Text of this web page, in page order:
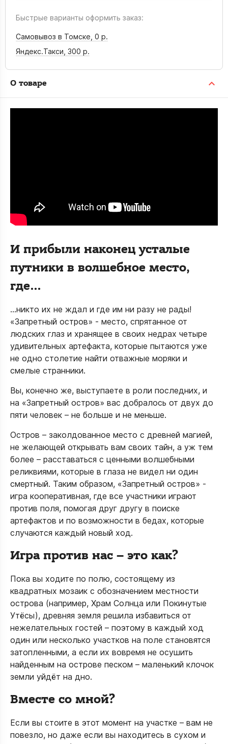
Быстрые варианты оформить заказ:
Самовывоз в Томске, 0 р.
Яндекс.Такси, 300 р.
О товаре
И прибыли наконец усталые
путники в волшебное место,
где…
…никто их не ждал и где им ни разу не рады!
«Запретный остров» - место, спрятанное от
людских глаз и хранящее в своих недрах четыре
удивительных артефакта, которые пытаются уже
не одно столетие найти отважные моряки и
смелые странники.
Вы, конечно же, выступаете в роли последних, и
на «Запретный остров» вас добралось от двух до
пяти человек – не больше и не меньше.
Остров – заколдованное место с древней магией,
не желающей открывать вам своих тайн, а уж тем
более – расставаться с ценными волшебными
реликвиями, которые в глаза не видел ни один
смертный. Таким образом, «Запретный остров» -
игра кооперативная, где все участники играют
против поля, помогая друг другу в поиске
артефактов и по возможности в бедах, которые
случаются каждый новый ход.
Игра против нас – это как?
Пока вы ходите по полю, состоящему из
квадратных мозаик с обозначением местности
острова (например, Храм Солнца или Покинутые
Утёсы), древняя земля решила избавиться от
нежелательных гостей – поэтому в каждый ход
один или несколько участков на поле становятся
затопленными, а если их вовремя не осушить
найденным на острове песком – маленький клочок
земли уйдёт на дно.
Вместе со мной?
Если вы стоите в этот момент на участке – вам не
повезло, но даже если вы находитесь в сухом и